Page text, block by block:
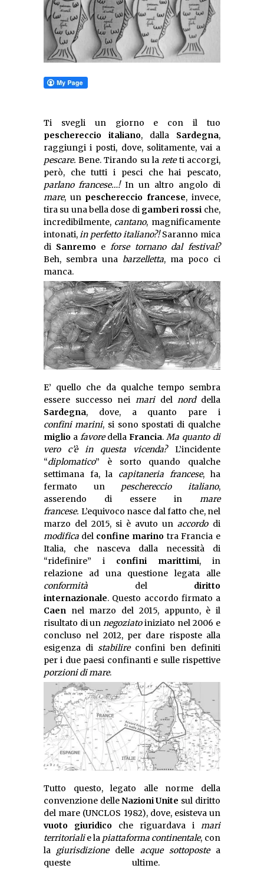
Ti svegli un giorno e con il tuo
peschereccio italiano, dalla Sardegna,
raggiungi i posti, dove, solitamente, vai a
pescare. Bene. Tirando su la reteti accorgi,
però, che tutti i pesci che hai pescato,
parlano francese…!In un altro angolo di
mare, un peschereccio francese, invece,
tira su una bella dose di gamberi rossi che,
incredibilmente, cantano, magnificamente
intonati,in perfetto italiano?!Saranno mica
di Sanremo e forse tornano dal festival?
Beh, sembra una barzelletta, ma poco ci
manca.
E’ quello che da qualche tempo sembra
essere successo nei maridel norddella
Sardegna, dove, a quanto pare i
confini marini, si sono spostati di qualche
miglio a favoredella Francia. Ma quanto di
vero c’è in questa vicenda?L’incidente
“diplomatico” è sorto quando qualche
settimana fa, la capitaneria francese, ha
fermato un peschereccio italiano,
asserendo di essere in mare
francese. L’equivoco nasce dal fatto che, nel
marzo del 2015, si è avuto un accordodi
modifica del confine marino tra Francia e
Italia, che nasceva dalla necessità di
“ridefinire” i confini marittimi, in
relazione ad una questione legata alle
conformità del diritto
internazionale. Questo accordo firmato a
Caen nel marzo del 2015, appunto, è il
risultato di un negoziatoiniziato nel 2006 e
concluso nel 2012, per dare risposte alla
esigenza di stabilireconfini ben definiti
per i due paesi confinanti e sulle rispettive
porzioni di mare.
Tutto questo, legato alle norme della
convenzione delleNazioni Unite sul diritto
del mare (UNCLOS 1982), dove, esisteva un
vuoto giuridico che riguardava i mari
territorialie la piattaforma continentale, con
la giurisdizionedelle acque sottopostea
queste ultime.